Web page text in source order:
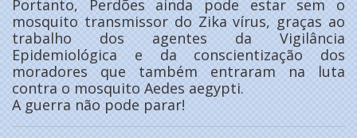
Portanto, Perdões ainda pode estar sem o
mosquito transmissor do Zika vírus, graças ao
trabalho dos agentes da Vigilância
Epidemiológica e da conscientização dos
moradores que também entraram na luta
contra o mosquito Aedes aegypti.
A guerra não pode parar!